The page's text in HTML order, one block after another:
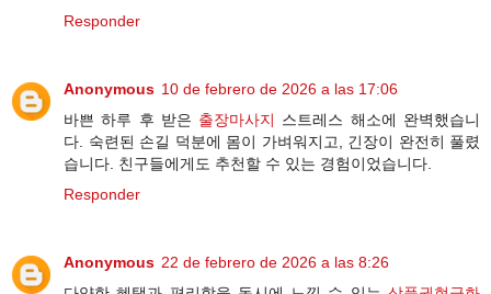
Responder
Anonymous 10 de febrero de 2026 a las 17:06
바쁜 하루 후 받은 출장마사지 스트레스 해소에 완벽했습니
다. 숙련된 손길 덕분에 몸이 가벼워지고, 긴장이 완전히 풀렸
습니다. 친구들에게도 추천할 수 있는 경험이었습니다.
Responder
Anonymous 22 de febrero de 2026 a las 8:26